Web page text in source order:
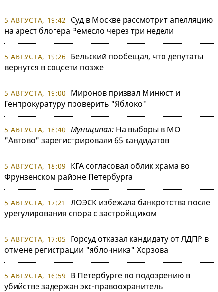
5 АВГУСТА, 19:42
Суд в Москве рассмотрит апелляцию
на арест блогера Ремесло через три недели
5 АВГУСТА, 19:26
Бельский пообещал, что депутаты
вернутся в соцсети позже
5 АВГУСТА, 19:00
Миронов призвал Минюст и
Генпрокуратуру проверить "Яблоко"
5 АВГУСТА, 18:40 Муниципал: На выборы в МО
"Автово" зарегистрировали 65 кандидатов
5 АВГУСТА, 18:09
КГА согласовал облик храма во
Фрунзенском районе Петербурга
5 АВГУСТА, 17:21
ЛОЭСК избежала банкротства после
урегулирования спора с застройщиком
5 АВГУСТА, 17:05
Горсуд отказал кандидату от ЛДПР в
отмене регистрации "яблочника" Хорзова
5 АВГУСТА, 16:59
В Петербурге по подозрению в
убийстве задержан экс-правоохранитель